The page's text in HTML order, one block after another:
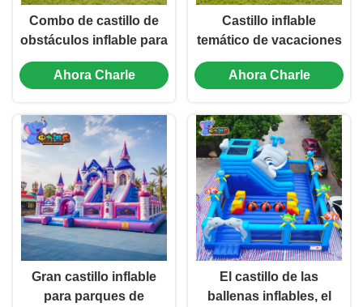
Combo de castillo de
obstáculos inflable para
eventos de juegos
infantiles
Ahora Charle
Castillo inflable
temático de vacaciones
para festivales y alquiler
de fiestas
Ahora Charle
Gran castillo inflable
para parques de
El castillo de las
ballenas inflables, el